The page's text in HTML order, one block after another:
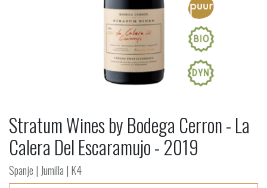
Stratum Wines by Bodega Cerron - La
Calera Del Escaramujo - 2019
Spanje | Jumilla | K4